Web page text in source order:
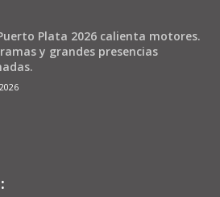
Puerto Plata 2026 calienta motores.
y grandes presencias